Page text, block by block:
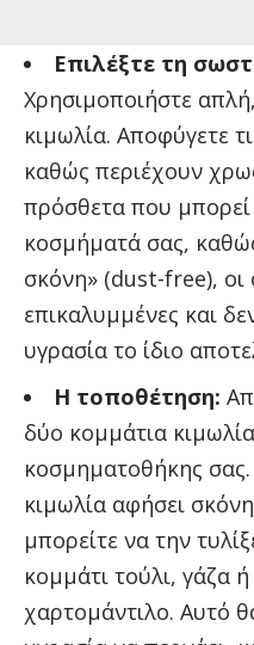
Επιλέξτε τη
Χρησιμοποιήστε
κιμωλία. Αποφύγετε
καθώς περιέχουν
πρόσθετα που
κοσμήματά σας,
σκόνη» (dust-free), οι
επικαλυμμένες και
υγρασία το ίδιο
Η τοποθέτηση:
δύο κομμάτια
κοσμηματοθήκης
κιμωλία αφήσει
μπορείτε να την
κομμάτι τούλι, γάζα
χαρτομάντιλο. Αυτό